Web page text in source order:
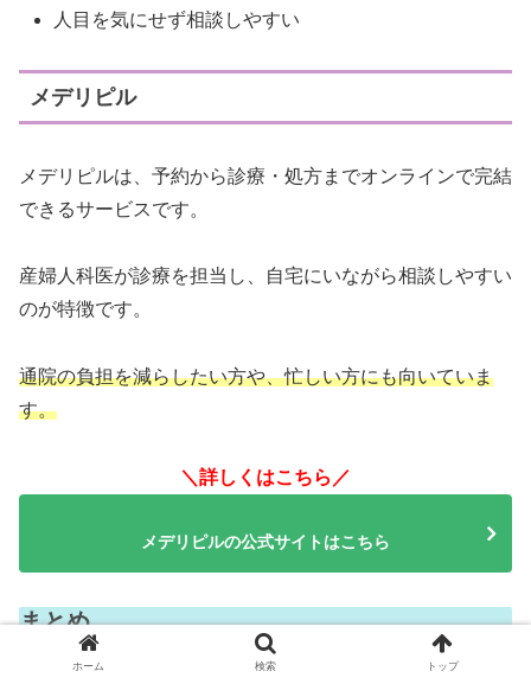
人目を気にせず相談しやすい
メデリピル
メデリピルは、予約から診療・処方までオンラインで完結
できるサービスです。
産婦人科医が診療を担当し、自宅にいながら相談しやすい
のが特徴です。
通院の負担を減らしたい方や、忙しい方にも向いていま
す。
＼詳しくはこちら／
メデリピルの公式サイトはこちら
まとめ
ホーム 検索 トップ